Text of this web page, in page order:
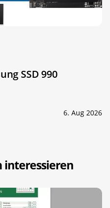
SSD 990
6. Aug 2026
interessieren